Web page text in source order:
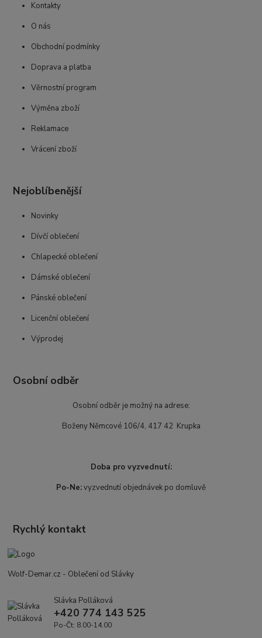
Kontakty
O nás
Obchodní podmínky
Doprava a platba
Věrnostní program
Výměna zboží
Reklamace
Vrácení zboží
Nejoblíbenější
Novinky
Dívčí oblečení
Chlapecké oblečení
Dámské oblečení
Pánské oblečení
Licenční oblečení
Výprodej
Osobní odběr
Osobní odběr je možný na adrese:
Boženy Němcové 106/4, 417 42 Krupka
Doba pro vyzvednutí:
Po-Ne:vyzvednutí objednávek po domluvě
Rychlý kontakt
Wolf-Demar.cz - Oblečení od Slávky
Slávka Polláková
+420 774 143 525
Po-Čt: 8.00-14.00